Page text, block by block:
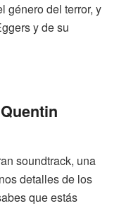
génerodel terror, y
y de su
Quentin
soundtrack, una
detallesde los
queestás